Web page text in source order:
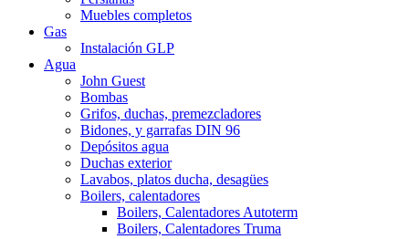
Muebles completos
Gas
Instalación GLP
Agua
John Guest
Bombas
Grifos, duchas, premezcladores
Bidones, y garrafas DIN 96
Depósitos agua
Duchas exterior
Lavabos, platos ducha, desagües
Boilers, calentadores
Boilers, Calentadores Autoterm
Boilers, Calentadores Truma